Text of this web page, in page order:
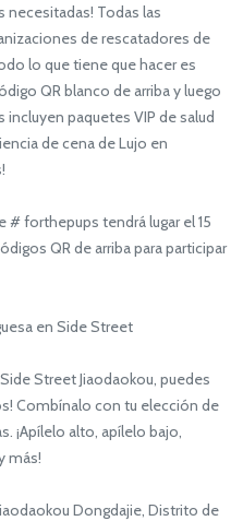
necesitadas! Todas las
de rescatadores de
lo que tiene que hacer es
QR blanco de arriba y luego
paquetes VIP de salud
de cena de Lujo en
forthepups tendrá lugar el 15
QR de arriba para participar
en Side Street
Street Jiaodaokou, puedes
Combínalo con tu elección de
¡Apílelo alto, apílelo bajo,
más!
Dongdajie, Distrito de